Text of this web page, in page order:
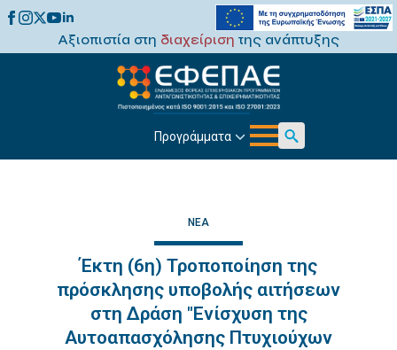
Αξιοπιστία στη διαχείριση της ανάπτυξης
Προγράμματα
Search
ΝΈΑ
Έκτη (6η) Τροποποίηση της
πρόσκλησης υποβολής αιτήσεων
στη Δράση "Ενίσχυση της
Αυτοαπασχόλησης Πτυχιούχων